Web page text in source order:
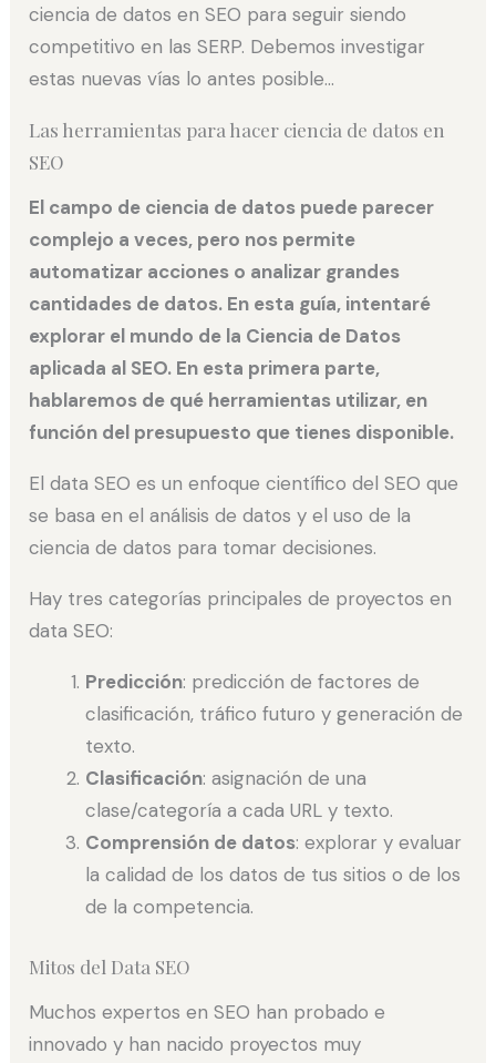
ciencia de datos en SEO para seguir siendo
competitivo en las SERP. Debemos investigar
estas nuevas vías lo antes posible…
Las herramientas para hacer ciencia de datos en
SEO
El campo de ciencia de datos puede parecer
complejo a veces, pero nos permite
automatizar acciones o analizar grandes
cantidades de datos. En esta guía, intentaré
explorar el mundo de la Ciencia de Datos
aplicada al SEO. En esta primera parte,
hablaremos de qué herramientas utilizar, en
función del presupuesto que tienes disponible.
El data SEO es un enfoque científico del SEO que
se basa en el análisis de datos y el uso de la
ciencia de datos para tomar decisiones.
Hay tres categorías principales de proyectos en
data SEO:
Predicción: predicción de factores de
clasificación, tráfico futuro y generación de
texto.
Clasificación: asignación de una
clase/categoría a cada URL y texto.
Comprensión de datos: explorar y evaluar
la calidad de los datos de tus sitios o de los
de la competencia.
Mitos del Data SEO
Muchos expertos en SEO han probado e
innovado y han nacido proyectos muy